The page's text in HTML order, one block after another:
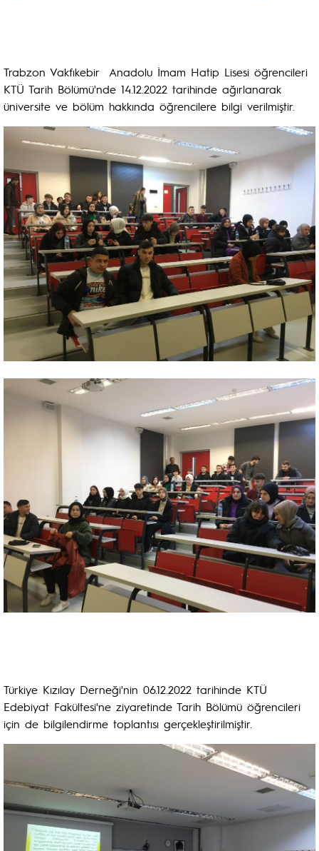
Trabzon Vakfıkebir Anadolu İmam Hatip Lisesi öğrencileri
KTÜ Tarih Bölümü'nde 14.12.2022 tarihinde ağırlanarak
üniversite ve bölüm hakkında öğrencilere bilgi verilmiştir.
Türkiye Kızılay Derneği'nin 06.12.2022 tarihinde KTÜ
Edebiyat Fakültesi'ne ziyaretinde Tarih Bölümü öğrencileri
için de bilgilendirme toplantısı gerçekleştirilmiştir.